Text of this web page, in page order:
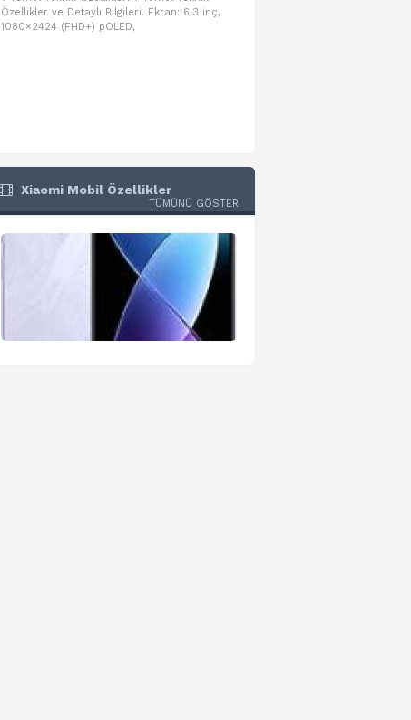
Özellikler ve Detaylı Bilgileri. Ekran: 6.3 inç,
1080×2424 (FHD+) pOLED,
Xiaomi Mobil Özellikler
TÜMÜNÜ GÖSTER